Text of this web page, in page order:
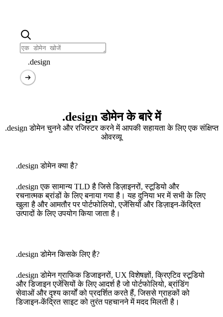
.design
.design डोमेन के बारे में
.design डोमेन चुनने और रजिस्टर करने में आपकी सहायता के लिए एक संक्षिप्त
ओवरव्यू
.design डोमेन क्या है?
.design एक सामान्य TLD है जिसे डिज़ाइनरों, स्टूडियो और
रचनात्मक ब्रांडों के लिए बनाया गया है। यह दुनिया भर में सभी के लिए
खुला है और आमतौर पर पोर्टफोलियो, एजेंसियों और डिज़ाइन-केंद्रित
उत्पादों के लिए उपयोग किया जाता है।
.design डोमेन किसके लिए है?
.design डोमेन ग्राफिक डिजाइनरों, UX विशेषज्ञों, क्रिएटिव स्टूडियो
और डिजाइन एजेंसियों के लिए आदर्श है जो पोर्टफोलियो, ब्रांडिंग
सेवाओं और दृश्य कार्यों को प्रदर्शित करते हैं, जिससे ग्राहकों को
डिजाइन-केंद्रित साइट को तुरंत पहचानने में मदद मिलती है।